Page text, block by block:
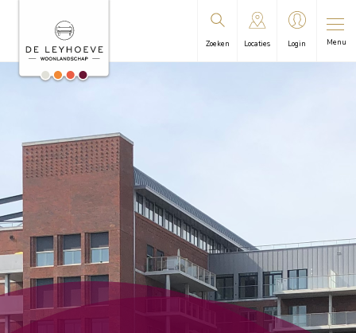
Zoeken Locaties Login Menu